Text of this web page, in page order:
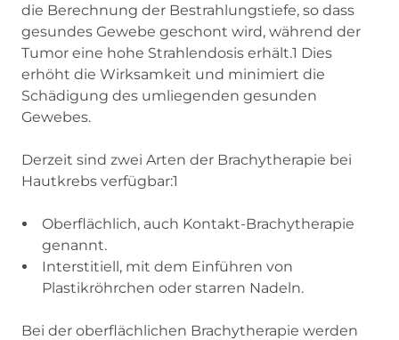
die Berechnung der Bestrahlungstiefe, so dass
gesundes Gewebe geschont wird, während der
Tumor eine hohe Strahlendosis erhält.1 Dies
erhöht die Wirksamkeit und minimiert die
Schädigung des umliegenden gesunden
Gewebes.
Derzeit sind zwei Arten der Brachytherapie bei
Hautkrebs verfügbar:1
Oberflächlich, auch Kontakt-Brachytherapie
genannt.
Interstitiell, mit dem Einführen von
Plastikröhrchen oder starren Nadeln.
Bei der oberflächlichen Brachytherapie werden